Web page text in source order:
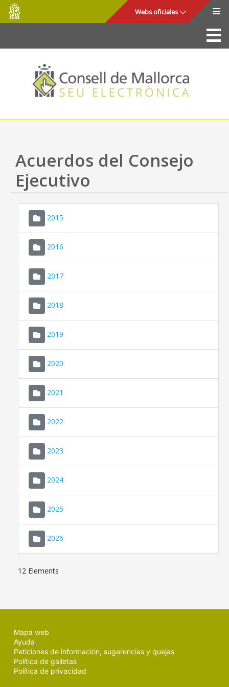
Saltar al contenido principal
Consell
de
Mallorca
Webs oficiales
La Sede
Consejo de Mallorca
Acceso y seguridad
Utilidades
Mapa web
Ayuda
Acuerdos del Consejo
Ejecutivo
2015
2016
2017
2018
2019
2020
2021
2022
2023
2024
2025
2026
12 Elements
Mapa web
Ayuda
Peticiones de información, sugerencias y quejas
Política de galletas
Política de privacidad